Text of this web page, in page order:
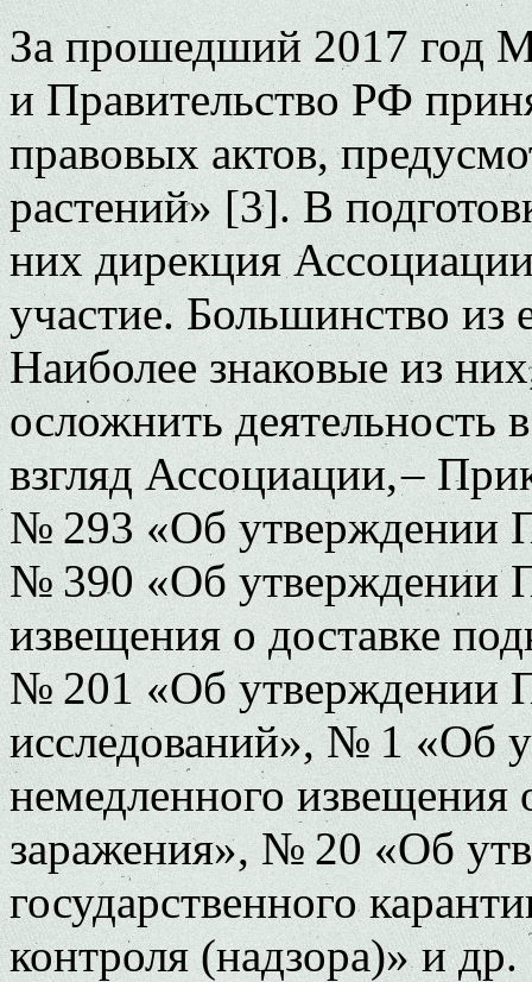
За прошедший 2017 год
и Правительство РФ
правовых актов,
растений» [3]. В
них дирекция
участие. Большинство из
Наиболее знаковые из
осложнить деятельность
взгляд Ассоциации, –
№ 293 «Об утверждении
№ 390 «Об утверждении
извещения о доставке
№ 201 «Об утверждении
исследований», № 1 «Об
немедленного извещения
заражения», № 20 «Об
государственного
контроля (надзора)» и др.